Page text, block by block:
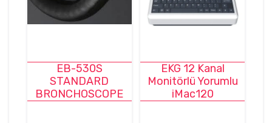
EB-530S
STANDARD
BRONCHOSCOPE
EKG 12 Kanal
Monitörlü Yorumlu
iMac120